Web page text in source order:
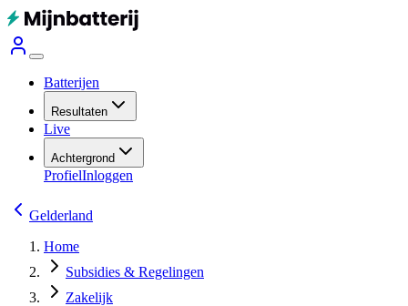
Batterijen
Resultaten
Live
Achtergrond
ProfielInloggen
Gelderland
Home
Subsidies & Regelingen
Zakelijk